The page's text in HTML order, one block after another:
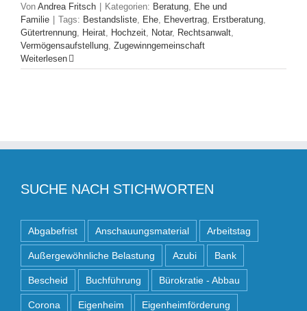
Von Andrea Fritsch Kategorien: Beratung
Ehe und
Familie
Tags: Bestandsliste Ehe Ehevertrag Erstberatung
Gütertrennung
Heirat Hochzeit Notar, Rechtsanwalt
Vermögensaufstellung Zugewinngemeinschaft
Weiterlesen
SUCHE NACH STICHWORTEN
Abgabefrist Anschauungsmaterial Arbeitstag
Außergewöhnliche Belastung Azubi Bank
Bescheid Buchführung Bürokratie - Abbau
Corona Eigenheim Eigenheimförderung